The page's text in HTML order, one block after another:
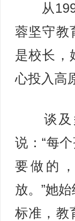
从1992
蓉坚守教
是校长，
心投入高
谈及多
说：“每
要做的
放。”她
标准，教